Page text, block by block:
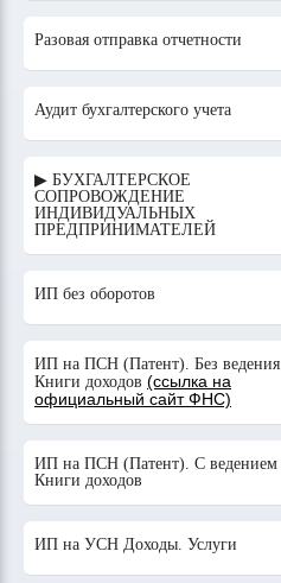
Разовая отправка отчетности
Аудит бухгалтерского учета
▶ БУХГАЛТЕРСКОЕ
СОПРОВОЖДЕНИЕ
ИНДИВИДУАЛЬНЫХ
ПРЕДПРИНИМАТЕЛЕЙ
ИП без оборотов
ИП на ПСН (Патент). Без ведения
Книги доходов (ссылка на
официальный сайт ФНС)
ИП на ПСН (Патент). С ведением
Книги доходов
ИП на УСН Доходы. Услуги